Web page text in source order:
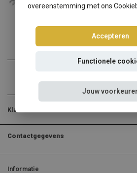
€494,95
Klantenservice
Contactgegevens
Informatie
overeenstemming met ons
Accepteren
Functionele
Jouw